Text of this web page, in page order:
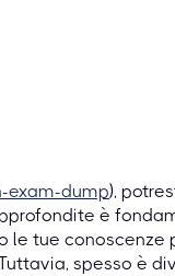
exam-dump),
è
le tue conoscenze
spesso è